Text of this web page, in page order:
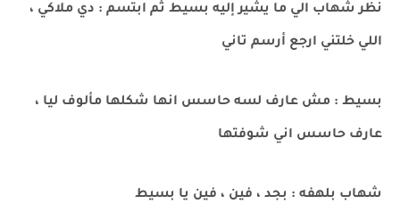
نظر شهاب الي ما يشير إليه بسيط ثم ابتسم : دي ملاكي ،
اللي خلتني ارجع أرسم تاني
بسيط : مش عارف لسه حاسس انها شكلها مألوف ليا ،
عارف حاسس اني شوفتها
شهاب بلهفه : بجد ، فين ، فين يا بسيط